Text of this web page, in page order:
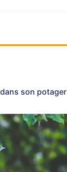
son potager